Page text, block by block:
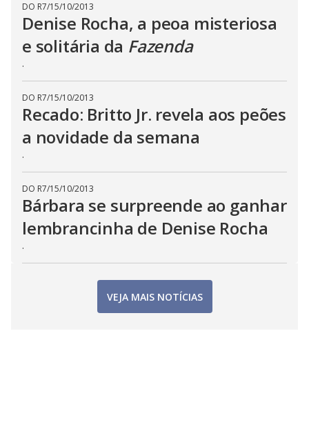
DO R7/15/10/2013
Denise Rocha, a peoa misteriosa
e solitária da Fazenda
.
DO R7/15/10/2013
Recado: Britto Jr. revela aos peões
a novidade da semana
.
DO R7/15/10/2013
Bárbara se surpreende ao ganhar
lembrancinha de Denise Rocha
.
VEJA MAIS NOTÍCIAS